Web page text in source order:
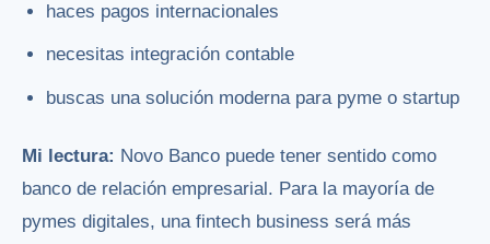
haces pagos internacionales
necesitas integración contable
buscas una solución moderna para pyme o startup
Mi lectura: Novo Banco puede tener sentido como
banco de relación empresarial. Para la mayoría de
pymes digitales, una fintech business será más